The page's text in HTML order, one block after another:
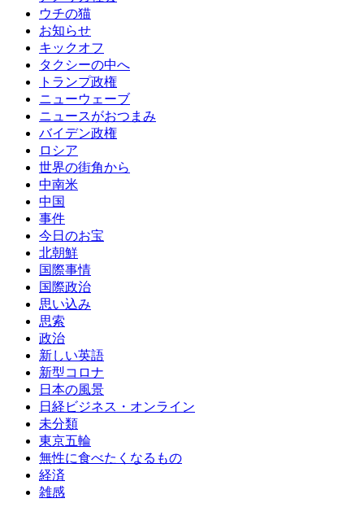
ウチの猫
お知らせ
キックオフ
タクシーの中へ
トランプ政権
ニューウェーブ
ニュースがおつまみ
バイデン政権
ロシア
世界の街角から
中南米
中国
事件
今日のお宝
北朝鮮
国際事情
国際政治
思い込み
思索
政治
新しい英語
新型コロナ
日本の風景
日経ビジネス・オンライン
未分類
東京五輪
無性に食べたくなるもの
経済
雑感